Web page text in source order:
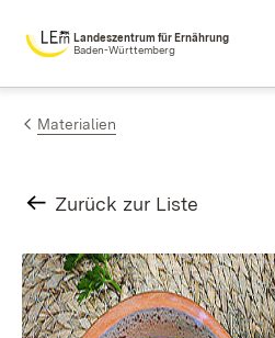
Zum Inhalt springen
Landeszentrum für Ernährung
Baden-Württemberg
Materialien
Zurück zur Liste